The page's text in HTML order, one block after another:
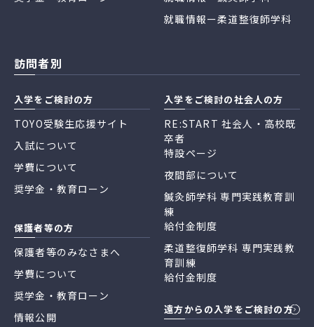
就職情報ー柔道整復師学科
訪問者別
入学をご検討の方
TOYO受験生応援サイト
入試について
学費について
奨学金・教育ローン
保護者等の方
保護者等のみなさまへ
学費について
奨学金・教育ローン
情報公開
入学をご検討の社会人の方
RE:START 社会人・高校既
卒者
特設ページ
夜間部について
鍼灸師学科 専門実践教育訓
練
給付金制度
柔道整復師学科 専門実践教
育訓練
給付金制度
遠方からの入学をご検討の方